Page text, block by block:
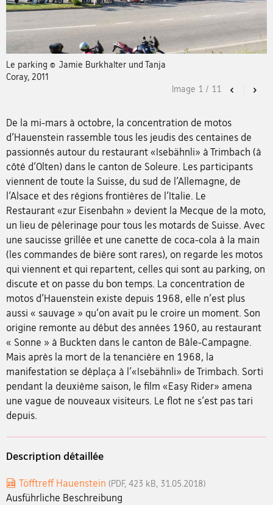
Le parking © Jamie Burkhalter und Tanja
Coray, 2011
Previous
Image 1 / 11
De la mi-mars à octobre, la concentration de motos
d'Hauenstein rassemble tous les jeudis des centaines de
passionnés autour du restaurant «Isebähnli» à Trimbach (à
côté d’Olten) dans le canton de Soleure. Les participants
viennent de toute la Suisse, du sud de l'Allemagne, de
l'Alsace et des régions frontières de l'Italie. Le
Restaurant «zur Eisenbahn » devient la Mecque de la moto,
un lieu de pèlerinage pour tous les motards de Suisse. Avec
une saucisse grillée et une canette de coca-cola à la main
(les commandes de bière sont rares), on regarde les motos
qui viennent et qui repartent, celles qui sont au parking, on
discute et on passe du bon temps. La concentration de
motos d'Hauenstein existe depuis 1968, elle n'est plus
aussi « sauvage » qu'on avait pu le croire un moment. Son
origine remonte au début des années 1960, au restaurant
« Sonne » à Buckten dans le canton de Bâle-Campagne.
Mais après la mort de la tenancière en 1968, la
manifestation se déplaça à l'«Isebähnli» de Trimbach. Sorti
pendant la deuxième saison, le film «Easy Rider» amena
une vague de nouveaux visiteurs. Le flot ne s'est pas tari
depuis.
Description détaillée
Töfftreff Hauenstein (PDF, 423 kB, 31.05.2018)
Ausführliche Beschreibung